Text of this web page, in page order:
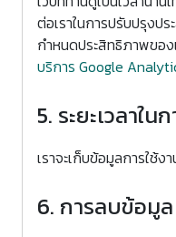
ต่อเราในการปรับปรุงป
กำหนดประสิทธิภาพของ
บริการ Google
5. ระยะเวลาใ
เราจะเก็บข้อมูลการใช้ง
6. การลบข้อมูล